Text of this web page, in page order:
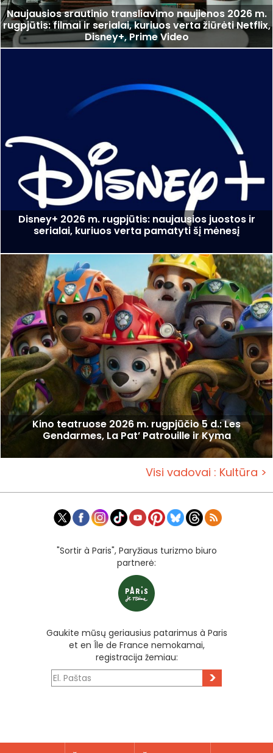
Naujausios srautinio transliavimo naujienos 2026 m.
rugpjūtis: filmai ir serialai, kuriuos verta žiūrėti Netflix,
Disney+, Prime Video
Disney+ 2026 m. rugpjūtis: naujausios juostos ir
serialai, kuriuos verta pamatyti šį mėnesį
Kino teatruose 2026 m. rugpjūčio 5 d.: Les
Gendarmes, La Pat’ Patrouille ir Kyma
Visi vadovai : Kultūra >
"Sortir à Paris", Paryžiaus turizmo biuro
partnerė:
Gaukite mūsų geriausius patarimus à Paris
et en Île de France nemokamai,
registracija žemiau:
>